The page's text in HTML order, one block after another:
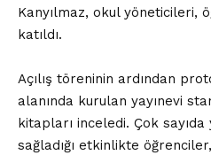
Kanyılmaz, okul yöneticileri,
katıldı.
Açılış töreninin ardından
alanında kurulan yayınevi
kitapları inceledi. Çok sayıda
sağladığı etkinlikte